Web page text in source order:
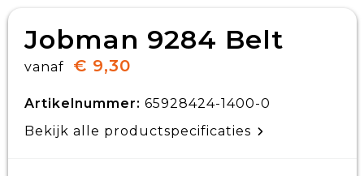
Jobman 9284 Belt
vanaf € 9,30
Artikelnummer: 65928424-1400-0
Bekijk alle productspecificaties